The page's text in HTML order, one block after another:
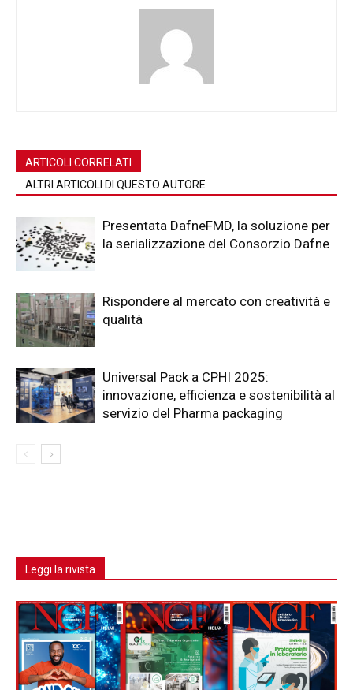
ARTICOLI CORRELATI
ALTRI ARTICOLI DI QUESTO AUTORE
Presentata DafneFMD, la soluzione per
la serializzazione del Consorzio Dafne
Rispondere al mercato con creatività e
qualità
Universal Pack a CPHI 2025:
innovazione, efficienza e sostenibilità al
servizio del Pharma packaging
Leggi la rivista